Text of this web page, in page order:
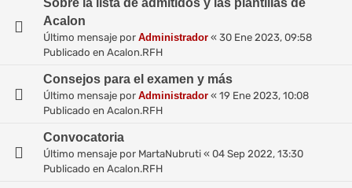
Sobre la lista de admitidos y las plantillas de
Acalon
Último mensaje por Administrador « 30 Ene 2023, 09:58
Publicado en Acalon.RFH
Consejos para el examen y más
Último mensaje por Administrador « 19 Ene 2023, 10:08
Publicado en Acalon.RFH
Convocatoria
Último mensaje por MartaNubruti « 04 Sep 2022, 13:30
Publicado en Acalon.RFH